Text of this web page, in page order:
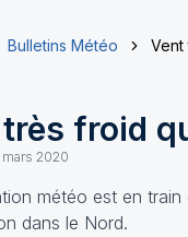
Bulletins Météo Vent
froid
2020
météo est en train
dans le Nord.